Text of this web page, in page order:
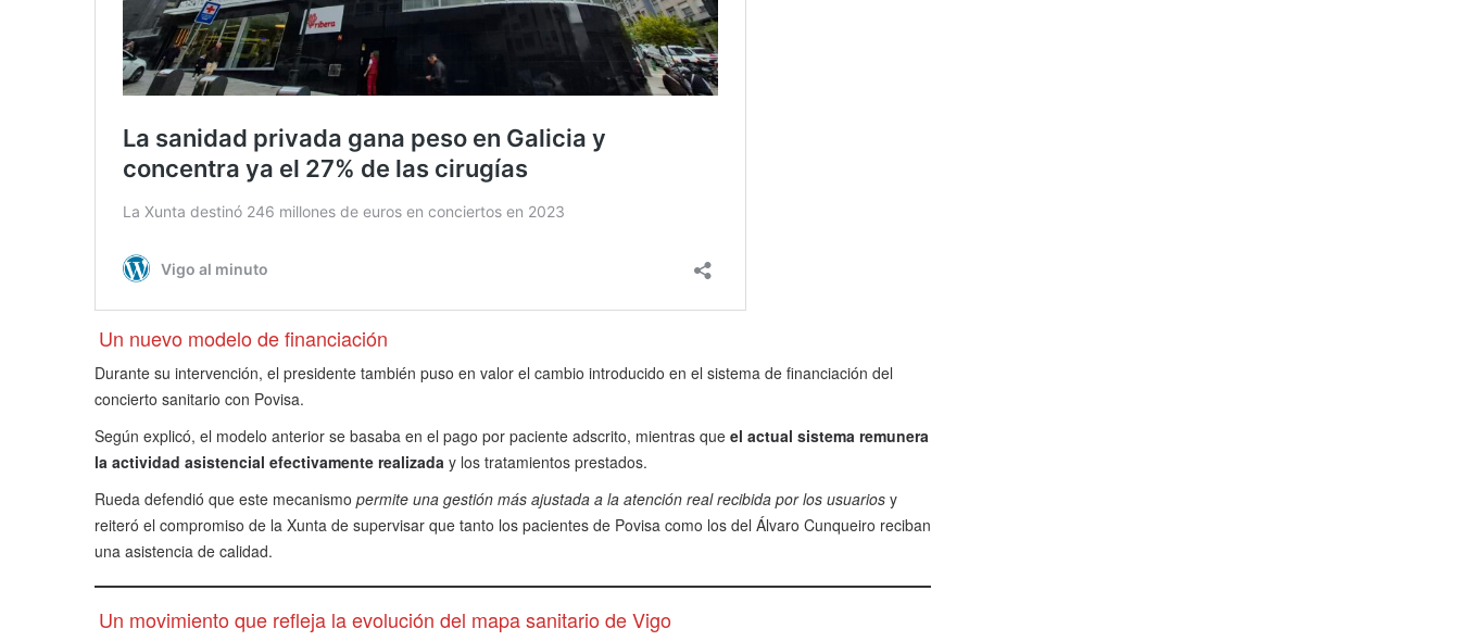
Un nuevo modelo de financiación
Durante su intervención, el presidente también puso en valor el cambio introducido en el sistema de financiación del
concierto sanitario con Povisa.
Según explicó, el modelo anterior se basaba en el pago por paciente adscrito, mientras que el actual sistema remunera
la actividad asistencial efectivamente realizada y los tratamientos prestados.
Rueda defendió que este mecanismo permite una gestión más ajustada a la atención real recibida por los usuarios y
reiteró el compromiso de la Xunta de supervisar que tanto los pacientes de Povisa como los del Álvaro Cunqueiro reciban
una asistencia de calidad.
Un movimiento que refleja la evolución del mapa sanitario de Vigo